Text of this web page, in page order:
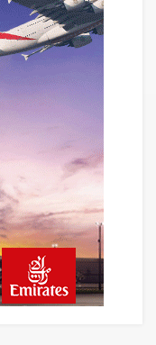
kısa rotalara
One, yolcu